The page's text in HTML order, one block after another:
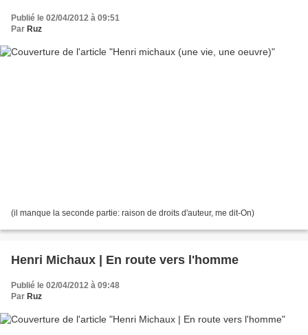
Publié le 02/04/2012 à 09:51
Par Ruz
(il manque la seconde partie: raison de droits d'auteur, me dit-On)
Henri Michaux | En route vers l'homme
Publié le 02/04/2012 à 09:48
Par Ruz